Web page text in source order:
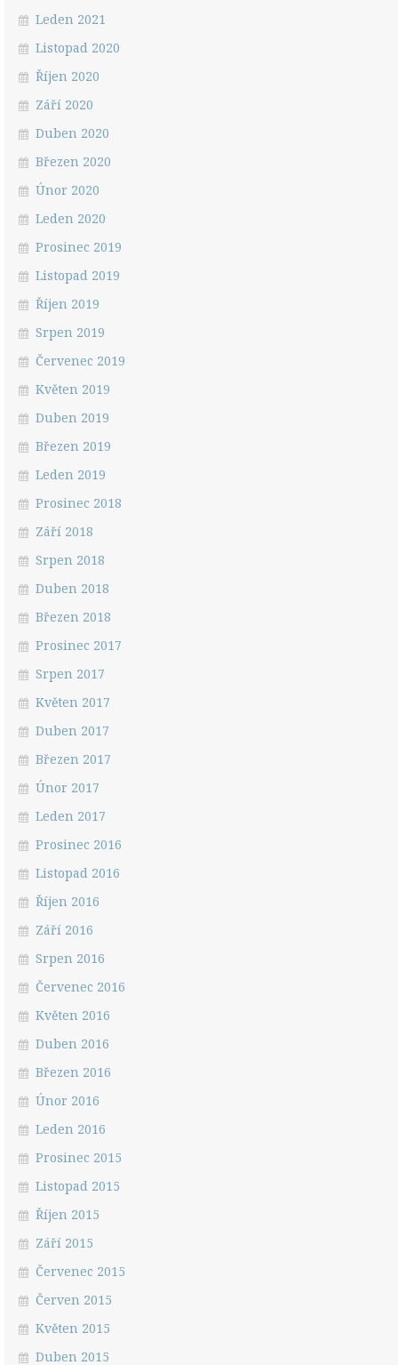
Leden 2021
Listopad 2020
Říjen 2020
Září 2020
Duben 2020
Březen 2020
Únor 2020
Leden 2020
Prosinec 2019
Listopad 2019
Říjen 2019
Srpen 2019
Červenec 2019
Květen 2019
Duben 2019
Březen 2019
Leden 2019
Prosinec 2018
Září 2018
Srpen 2018
Duben 2018
Březen 2018
Prosinec 2017
Srpen 2017
Květen 2017
Duben 2017
Březen 2017
Únor 2017
Leden 2017
Prosinec 2016
Listopad 2016
Říjen 2016
Září 2016
Srpen 2016
Červenec 2016
Květen 2016
Duben 2016
Březen 2016
Únor 2016
Leden 2016
Prosinec 2015
Listopad 2015
Říjen 2015
Září 2015
Červenec 2015
Červen 2015
Květen 2015
Duben 2015